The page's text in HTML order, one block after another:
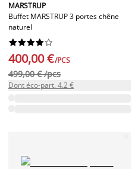
MARSTRUP
Buffet MARSTRUP 3 portes chêne
naturel






400,00 €/PCS
499,00 € /pcs
Dont éco-part. 4.2 €